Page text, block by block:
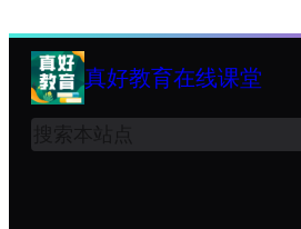
真好教育在线课堂
搜